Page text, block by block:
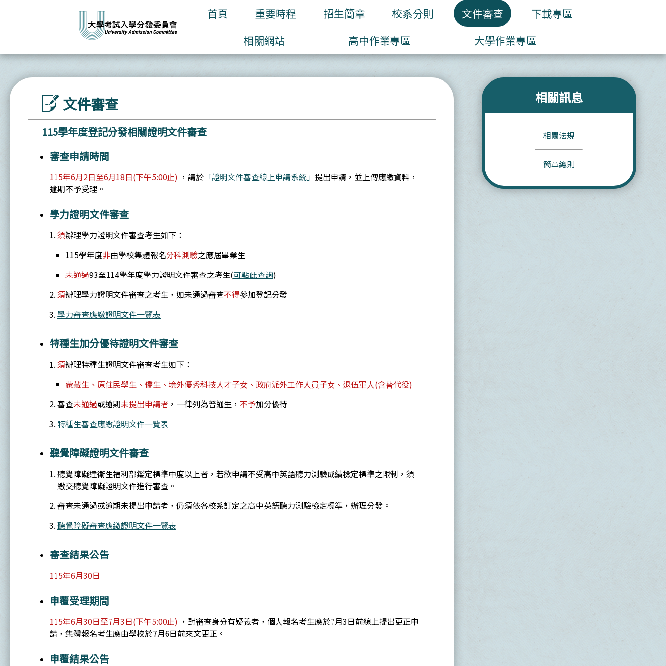
首頁 重要時程 招生簡章 校系分則 文件審查
下載專區
相關網站
高中作業專區 大學作業專區
文件審查
115學年度登記分發相關證明文件審查
審查申請時間
115年6月2日至6月18日(下午5:00止) ，請於 「證明文件審查線上申請系統」 提出申請，並上傳應繳資料，
逾期不予受理。
學力證明文件審查
須辦理學力證明文件審查考生如下：
115學年度非由學校集體報名分科測驗之應屆畢業生
未通過93至114學年度學力證明文件審查之考生(可點此查詢)
須辦理學力證明文件審查之考生，如未通過審查不得參加登記分發
學力審查應繳證明文件一覽表
特種生加分優待證明文件審查
須辦理特種生證明文件審查考生如下：
蒙藏生、原住民學生、僑生、境外優秀科技人才子女、政府派外工作人員子女、退伍軍人(含替代役)
審查未通過或逾期未提出申請者 ，一律列為普通生， 不予加分優待
特種生審查應繳證明文件一覽表
聽覺障礙證明文件審查
聽覺障礙達衛生福利部鑑定標準中度以上者，若欲申請不受高中英語聽力測驗成績檢定標準之限制，須
繳交聽覺障礙證明文件進行審查。
審查未通過或逾期未提出申請者，仍須依各校系訂定之高中英語聽力測驗檢定標準，辦理分發。
聽覺障礙審查應繳證明文件一覽表
審查結果公告
115年6月30日
申覆受理期間
115年6月30日至7月3日(下午5:00止) ，對審查身分有疑義者，個人報名考生應於7月3日前線上提出更正申
請，集體報名考生應由學校於7月6日前來文更正。
申覆結果公告
相關訊息
相關法規
簡章總則